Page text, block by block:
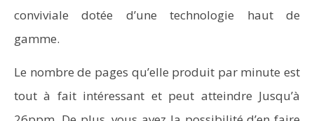
conviviale dotée d’une technologie haut de
gamme.
Le nombre de pages qu’elle produit par minute est
tout à fait intéressant et peut atteindre Jusqu’à